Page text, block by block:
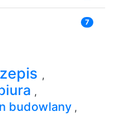
7
,
,
budowlany ,